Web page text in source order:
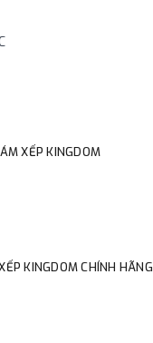
XẾP KINGDOM
KINGDOM CHÍNH HÃNG